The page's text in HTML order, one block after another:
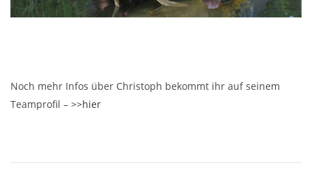
Noch mehr Infos über Christoph bekommt ihr auf seinem
Teamprofil – >>hier